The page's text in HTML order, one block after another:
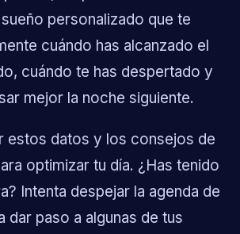
personalizado que te
cuándo has alcanzado el
cuándo te has despertado y
mejor la noche siguiente.
estos datos y los consejos de
optimizar tu día. ¿Has tenido
Intenta despejar la agenda de
dar paso a algunas de tus